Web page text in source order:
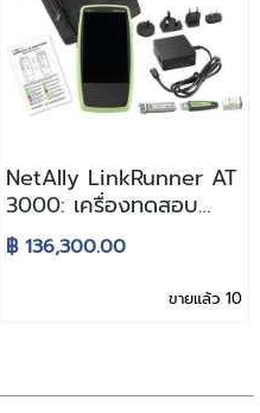
NetAlly LinkRunner AT
3000: เครื่องทดสอบ
เน็ตเวิร์คแบบใช้สาย
อัตโนมัติ ขนาดมือถือ
฿ 136,300.00
ขายแล้ว 10